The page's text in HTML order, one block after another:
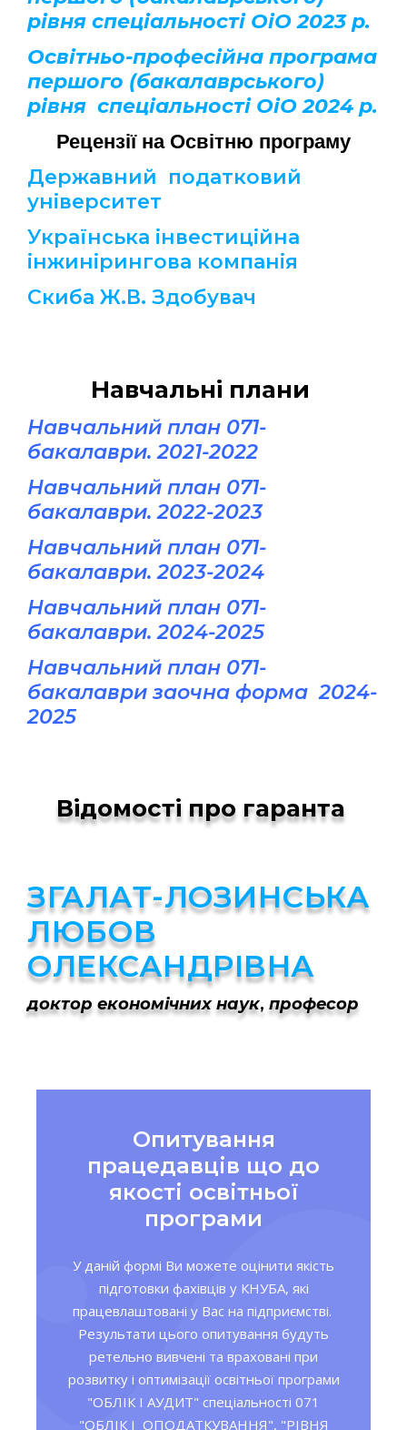
рівня спеціальності ОіО2023 р.
Освітньо-професійна програма
першого (бакалаврського)
рівня спеціальності ОіО2024 р.
Рецензії на Освітню програму
Державний податковий
університет
Українська інвестиційна
інжинірингова компанія
Скиба Ж.В. Здобувач
Навчальні плани
Навчальний план 071-
бакалаври. 2021-2022
Навчальний план 071-
бакалаври. 2022-2023
Навчальний план 071-
бакалаври. 2023-2024
Навчальний план 071-
бакалаври. 2024-2025
Навчальний план 071-
бакалаври заочна форма 2024-
2025
Відомості про гаранта
ЗГАЛАТ-ЛОЗИНСЬКА
ЛЮБОВ
ОЛЕКСАНДРІВНА
доктор економічних наук, професор
Опитування
працедавців що до
якості освітньої
програми
У даній формі Ви можете оцінити якість
підготовки фахівців у КНУБА, які
працевлаштовані у Вас на підприємстві.
Результати цього опитування будуть
ретельно вивчені та враховані при
розвитку і оптимізації освітньої програми
"ОБЛІК І АУДИТ" спеціальності 071
"ОБЛІК І ОПОДАТКУВАННЯ", "РІВНЯ